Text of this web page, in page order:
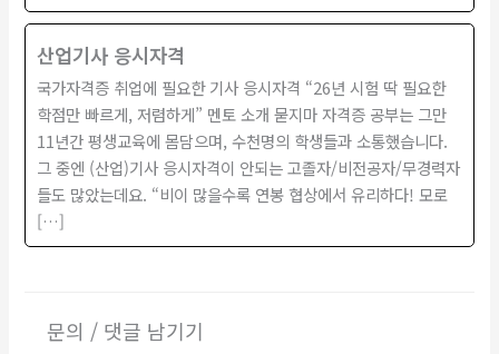
산업기사 응시자격
국가자격증 취업에 필요한 기사 응시자격 “26년 시험 딱 필요한
학점만 빠르게, 저렴하게” 멘토 소개 묻지마 자격증 공부는 그만
11년간 평생교육에 몸담으며, 수천명의 학생들과 소통했습니다.
그 중엔 (산업)기사 응시자격이 안되는 고졸자/비전공자/무경력자
들도 많았는데요. “비이 많을수록 연봉 협상에서 유리하다! 모로
[…]
문의 / 댓글 남기기